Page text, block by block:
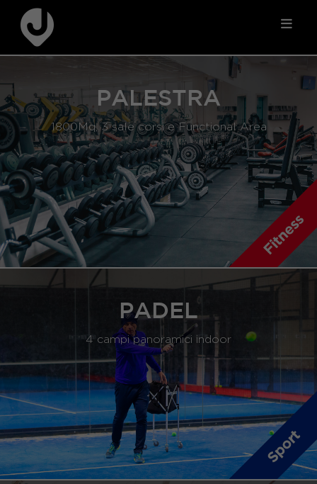
PALESTRA
1800Mq, 3 sale corsi e Functional Area
PADEL
4 campi panoramici indoor